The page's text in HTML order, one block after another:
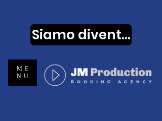
ME
NU
Siamo diventati...